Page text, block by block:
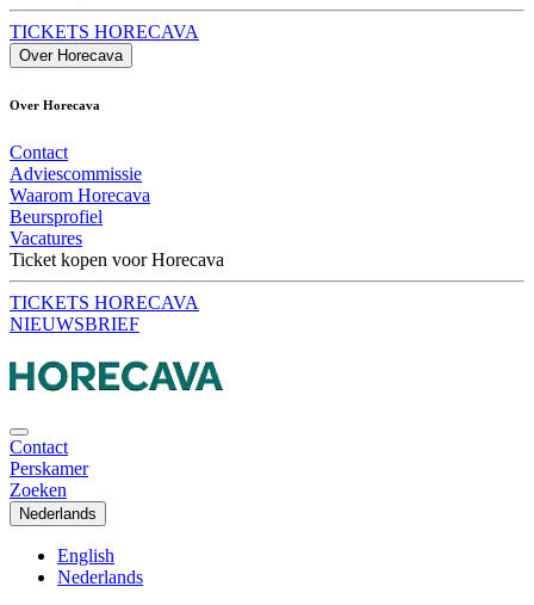
TICKETS HORECAVA
Over Horecava
Over Horecava
Contact
Adviescommissie
Waarom Horecava
Beursprofiel
Vacatures
Ticket kopen voor Horecava
TICKETS HORECAVA
NIEUWSBRIEF
Contact
Perskamer
Zoeken
Nederlands
English
Nederlands